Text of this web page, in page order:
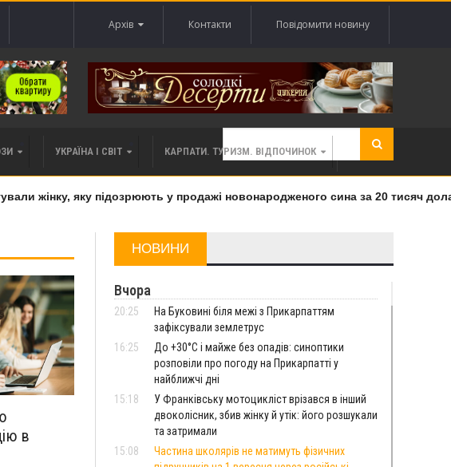
Архів Контакти Повідомити новину
УКРАЇНА І СВІТ КАРПАТИ. ТУРИЗМ. ВІДПОЧИНОК
жінку, яку підозрюють у продажі новонародженого сина за 20 тисяч доларів
в
НОВИНИ
Вчора
20:25
На Буковині біля межі з Прикарпаттям
зафіксували землетрус
16:25
До +30°C і майже без опадів: синоптики
розповіли про погоду на Прикарпатті у
найближчі дні
15:18
У Франківську мотоцикліст врізався в інший
двоколісник, збив жінку й утік: його розшукали
та затримали
15:08
Частина школярів не матимуть фізичних